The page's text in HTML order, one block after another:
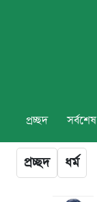
প্রচ্ছদ সর্বশেষ
প্রচ্ছদ ধর্ম